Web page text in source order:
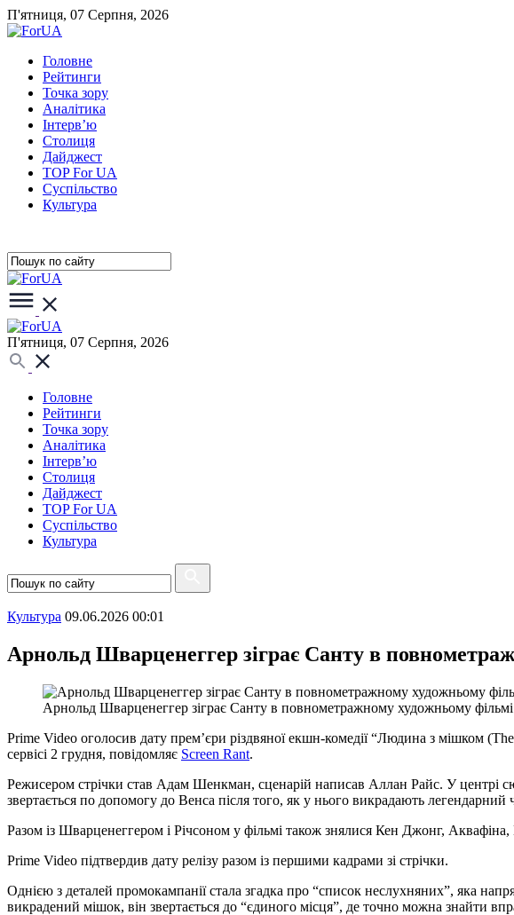
П'ятниця, 07 Серпня, 2026
Головне
Рейтинги
Точка зору
Аналітика
Інтерв’ю
Столиця
Дайджест
TOP For UA
Суспiльство
Культура
П'ятниця, 07 Серпня, 2026
Головне
Рейтинги
Точка зору
Аналітика
Інтерв’ю
Столиця
Дайджест
TOP For UA
Суспiльство
Культура
Культура 09.06.2026 00:01
Арнольд Шварценеггер зіграє Санту в
Арнольд Шварценеггер зіграє Санту в повнометражному художньому фільмі
Prime Video оголосив дату прем’єри різдвяної екшн-комедії “Людина з мішком
сервісі 2 грудня, повідомляє Screen Rant.
Режисером стрічки став Адам Шенкман, сценарій написав Аллан Райс. У центрі
звертається по допомогу до Венса після того, як у нього викрадають легендарний
Разом із Шварценеггером і Річсоном у фільмі також знялися Кен Джонг,
Prime Video підтвердив дату релізу разом із першими кадрами зі стрічки.
Однією з деталей промокампанії стала згадка про “список неслухняних”, яка
викрадений мішок, він звертається до “єдиного місця”, де точно можна знайти